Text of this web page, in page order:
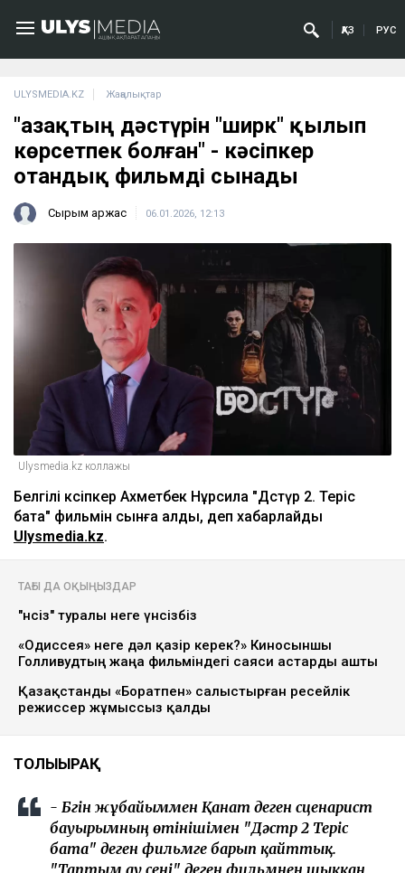
ҚАЗ РУС
ULYSMEDIA.KZ Жаңалықтар
"Қазақтың дәстүрін "ширк" қылып
көрсетпек болған" - кәсіпкер
отандық фильмді сынады
Сырым Қаржас 06.01.2026, 12:13
Ulysmedia.kz коллажы
Белгілі кәсіпкер Ахметбек Нұрсила "Дәстүр 2. Теріс
бата" фильмін сынға алды, деп хабарлайды
Ulysmedia.kz.
ТАҒЫ ДА ОҚЫҢЫЗДАР
"Үнсіз" туралы неге үнсізбіз
«Одиссея» неге дәл қазір керек?» Киносыншы
Голливудтың жаңа фильміндегі саяси астарды ашты
Қазақстанды «Боратпен» салыстырған ресейлік
режиссер жұмыссыз қалды
ТОЛЫҒЫРАҚ
- Бүгін жұбайыммен Қанат деген сценарист
бауырымның өтінішімен "Дәстүр 2 Теріс
бата" деген фильмге барып қайттық.